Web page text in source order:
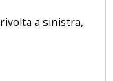
a sinistra,